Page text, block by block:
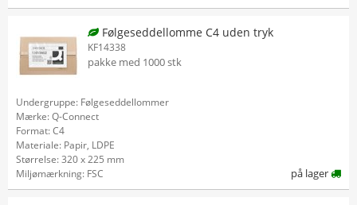
Følgeseddellomme C4 uden tryk
KF14338
pakke med 1000 stk
Undergruppe: Følgeseddellommer
Mærke: Q-Connect
Format: C4
Materiale: Papir, LDPE
Størrelse: 320 x 225 mm
Miljømærkning: FSC
på lager